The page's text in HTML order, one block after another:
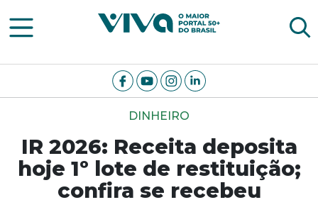
Viva Notícias
DINHEIRO
IR 2026: Receita deposita
hoje 1º lote de restituição;
confira se recebeu